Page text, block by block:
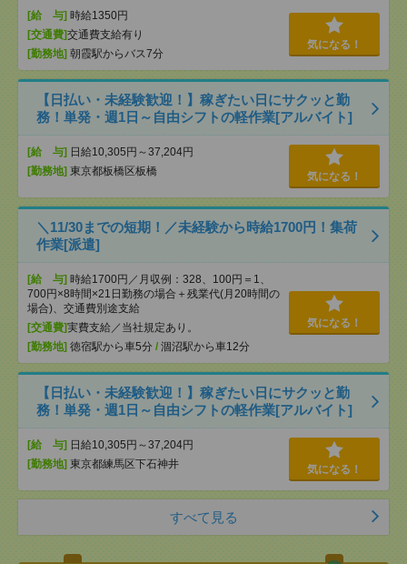
[給 与] 時給1350円
[交通費]交通費支給有り
[勤務地] 朝霞駅からバス7分
気になる！
【日払い・未経験歓迎！】稼ぎたい日にサクッと勤
務！単発・週1日～自由シフトの軽作業[アルバイト]
[給 与] 日給10,305円～37,204円
[勤務地] 東京都板橋区板橋 気になる！
＼11/30までの短期！／未経験から時給1700円！集荷
作業[派遣]
[給 与] 時給1700円／月収例：328、100円＝1、
700円×8時間×21日勤務の場合＋残業代(月20時間の
場合)、交通費別途支給
[交通費]実費支給／当社規定あり。
[勤務地] 徳宿駅から車5分 / 涸沼駅から車12分
気になる！
【日払い・未経験歓迎！】稼ぎたい日にサクッと勤
務！単発・週1日～自由シフトの軽作業[アルバイト]
[給 与] 日給10,305円～37,204円
[勤務地] 東京都練馬区下石神井 気になる！
すべて見る